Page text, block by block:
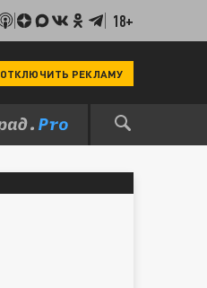
18+
ОТКЛЮЧИТЬ РЕКЛАМУ